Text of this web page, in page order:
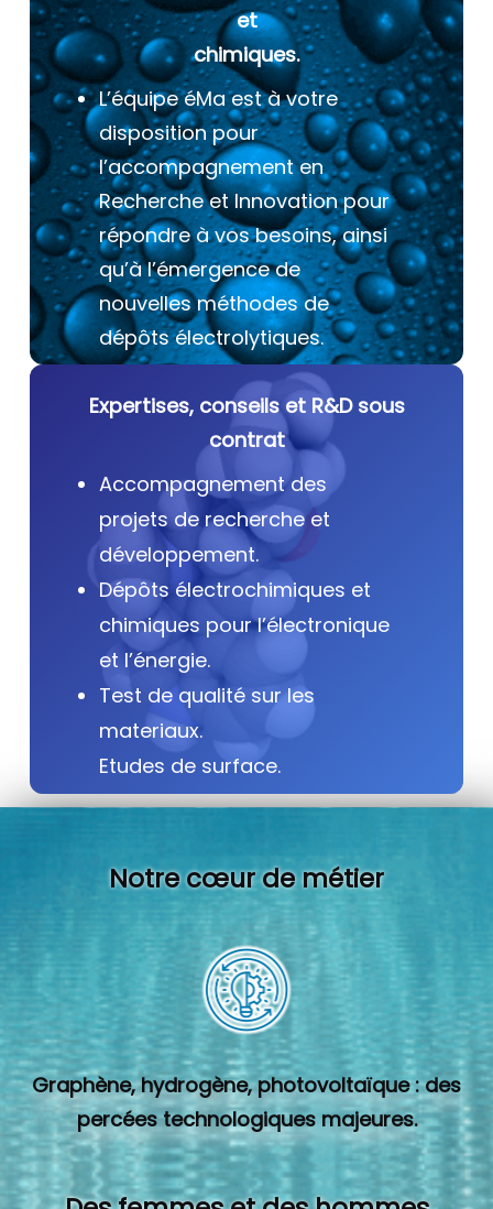
et
chimiques.
L’équipe éMa est à votre
disposition pour
l’accompagnement en
Recherche et Innovation pour
répondre à vos besoins, ainsi
qu’à l’émergence de
nouvelles méthodes de
dépôts électrolytiques.
Expertises, conseils et R&D sous
contrat
Accompagnement des
projets de recherche et
développement.
Dépôts électrochimiques et
chimiques pour l’électronique
et l’énergie.
Test de qualité sur les
materiaux.
Etudes de surface.
Notre cœur de métier
Graphène, hydrogène, photovoltaïque : des
percées technologiques majeures.